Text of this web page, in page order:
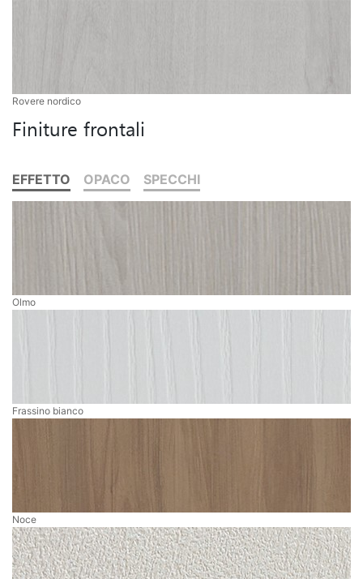
Rovere nordico
Finiture frontali
EFFETTO OPACO SPECCHI
Olmo
Frassino bianco
Noce